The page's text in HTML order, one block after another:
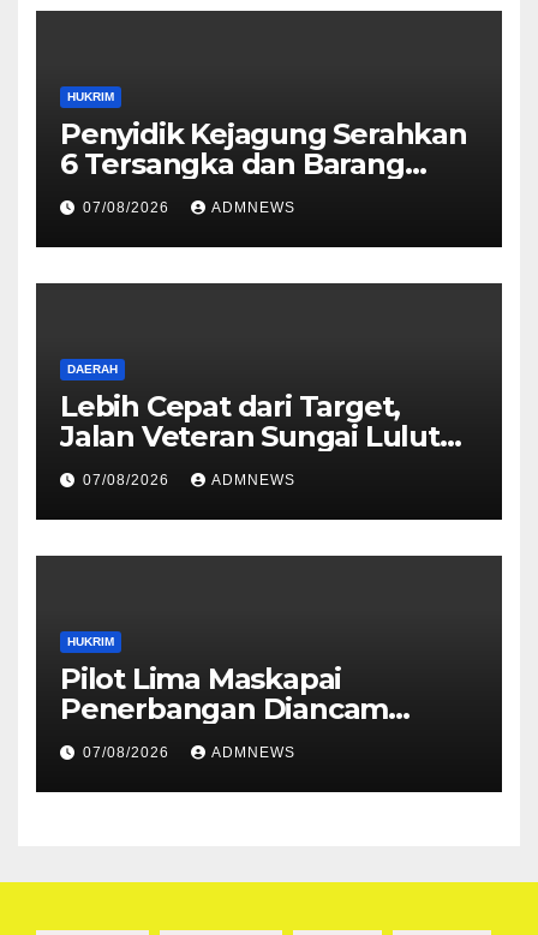
HUKRIM
Penyidik Kejagung Serahkan
6 Tersangka dan Barang
Bukti Perkara Korupsi
PETRAL, PES dan ISC ke JPU
Kejari Jakarta Pusat
07/08/2026 ADMNEWS
DAERAH
Lebih Cepat dari Target,
Jalan Veteran Sungai Lulut
Dibuka
07/08/2026 ADMNEWS
HUKRIM
Pilot Lima Maskapai
Penerbangan Diancam
Ditembak Mati OPM
07/08/2026 ADMNEWS